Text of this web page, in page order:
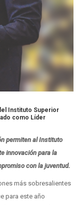
Instituto Superior
como Líder
permiten al Instituto
innovación para la
con la juventud.
más sobresalientes
para este año